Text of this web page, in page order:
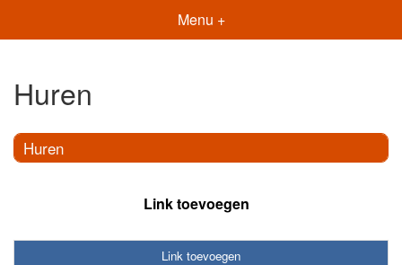
Menu +
Huren
Huren
Link toevoegen
Link toevoegen